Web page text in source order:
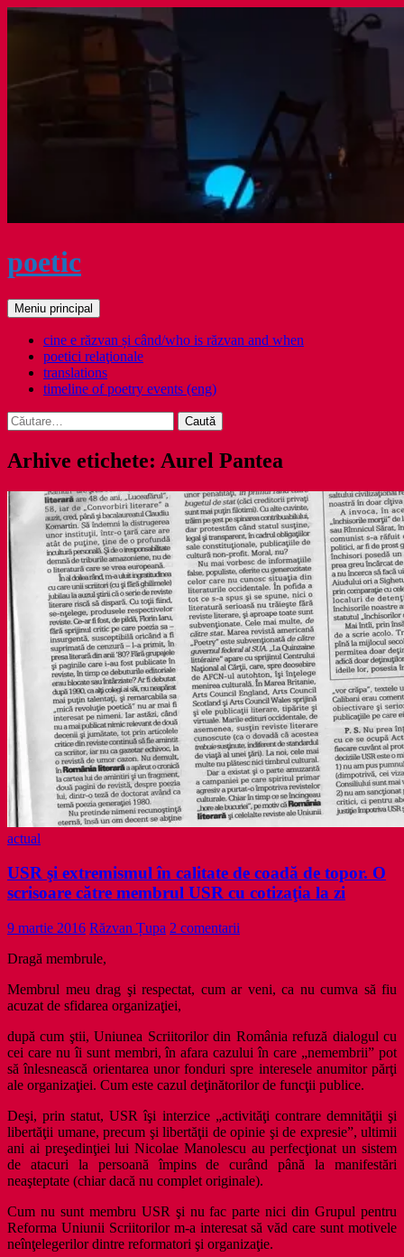
Sari
poetic
Caută
Meniu principal
cine e răzvan și când/who is răzvan and when
poetici relaţionale
translations
timeline of poetry events (eng)
Caută
după:
Arhive etichete: Aurel Pantea
actual
USR şi extremismul în calitate de coadă de topor. O
scrisoare către membrul USR cu cotizaţia la zi
9 martie 2016 Răzvan Țupa 2 comentarii
Dragă membrule,
Membrul meu drag şi respectat, cum ar veni, ca nu cumva să fiu
acuzat de sfidarea organizaţiei,
după cum ştii, Uniunea Scriitorilor din România refuză dialogul cu
cei care nu îi sunt membri, în afara cazului în care „nemembrii” pot
să înlesnească orientarea unor fonduri spre interesele anumitor părţi
ale organizaţiei. Cum este cazul deţinătorilor de funcţii publice.
Deşi, prin statut, USR îşi interzice „activităţi contrare demnităţii şi
libertăţii umane, precum şi libertăţii de opinie şi de expresie”, ultimii
ani ai preşedinţiei lui Nicolae Manolescu au perfecţionat un sistem
de atacuri la persoană împins de curând până la manifestări
neaşteptate (chiar dacă nu complet originale).
Cum nu sunt membru USR şi nu fac parte nici din Grupul pentru
Reforma Uniunii Scriitorilor m-a interesat să văd care sunt motivele
neînţelegerilor dintre reformatori şi organizaţie.